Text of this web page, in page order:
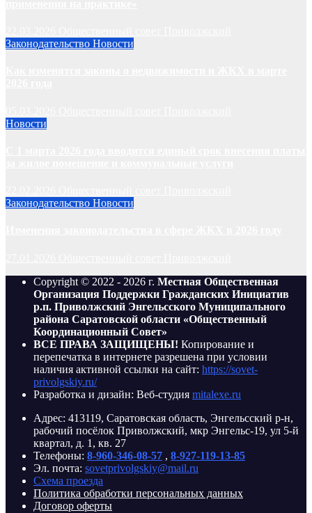
Законодательство Новости
Новости
Законодательство Новости
Copyright © 2022 - 2026 г. Местная Общественная
Организация Поддержки Гражданских Инициатив
р.п. Приволжский Энгельсского Муниципального
района Саратовской области «Общественный
Координационный Совет»
ВСЕ ПРАВА ЗАЩИЩЕНЫ! Копирование и
перепечатка в интернете разрешена при условии
наличия активной ссылки на сайт: https://sovet-
privolgskiy.ru/
Разработка и дизайн: Веб-студия mitalexe.ru
Адрес: 413119, Саратовская область, Энгельсский р-н,
рабочий посёлок Приволжский, мкр Энгельс-19, ул 5-й
квартал, д. 1, кв. 27
Телефоны: 8-960-346-08-57 , 8-927-119-13-85
Эл. почта: sovetprivolgskiy@mail.ru
Схема проезда
Политика обработки персональных данных
Договор оферты